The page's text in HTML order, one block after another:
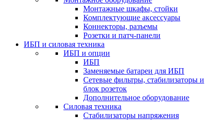
Монтажные шкафы, стойки
Комплектующие аксессуары
Коннекторы, разъемы
Розетки и патч-панели
ИБП и силовая техника
ИБП и опции
ИБП
Заменяемые батареи для ИБП
Сетевые фильтры, стабилизаторы и
блок розеток
Дополнительное оборудование
Силовая техника
Стабилизаторы напряжения